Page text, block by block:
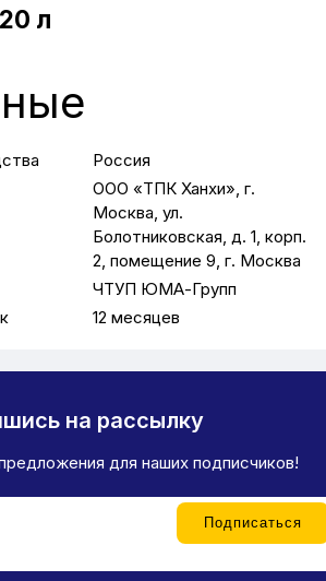
л
Россия
ООО «ТПК Ханхи», г.
Москва, ул.
Болотниковская, д. 1, корп.
2, помещение 9, г. Москва
ЧТУП ЮМА-Групп
12 месяцев
на рассылку
для наших подписчиков!